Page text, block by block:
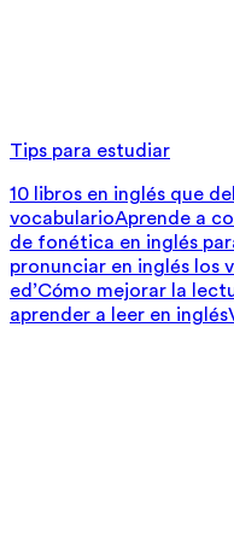
Tips para estudiar
10 libros en inglés que
vocabularioAprende a
de fonética en inglés
pronunciar en inglés los
ed’Cómo mejorar la
aprender a leer en inglés